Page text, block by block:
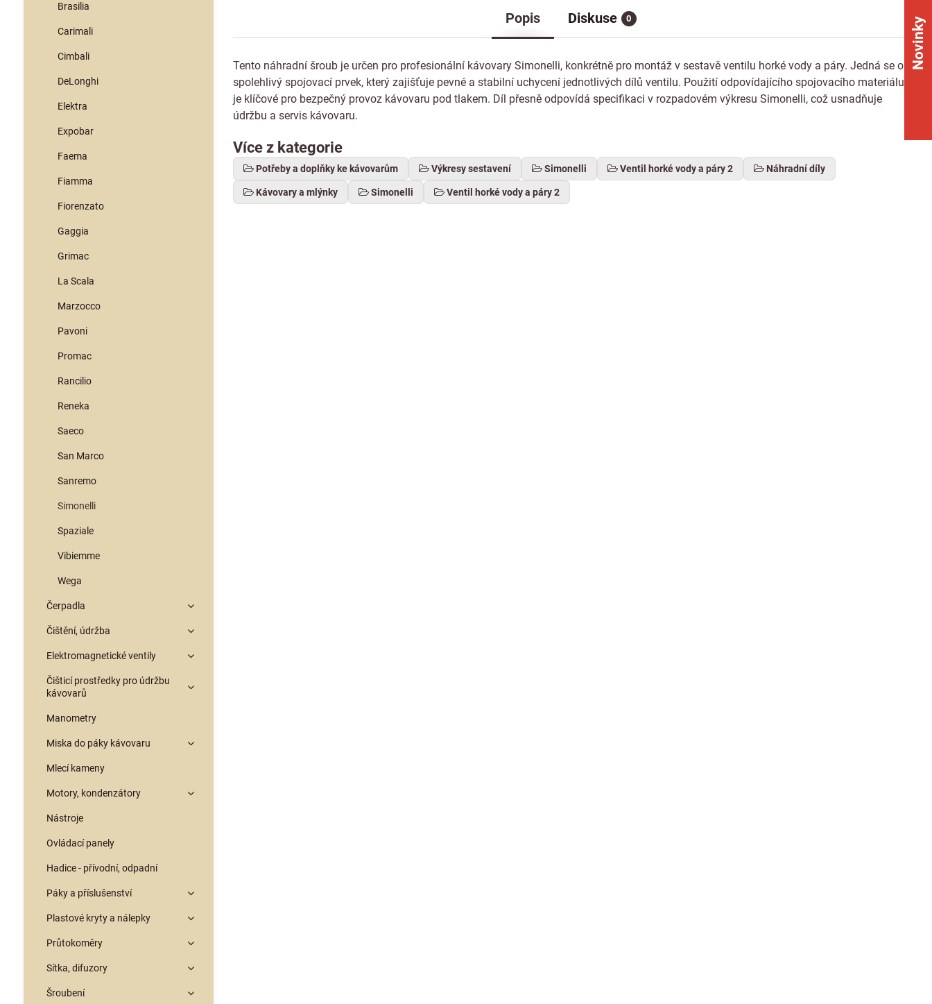
Popis Diskuse 0
Tento náhradní šroub je určen pro profesionální kávovary Simonelli, konkrétně pro montáž v sestavě ventilu horké vody a páry. Jedná se o
spolehlivý spojovací prvek, který zajišťuje pevné a stabilní uchycení jednotlivých dílů ventilu. Použití odpovídajícího spojovacího materiálu
je klíčové pro bezpečný provoz kávovaru pod tlakem. Díl přesně odpovídá specifikaci v rozpadovém výkresu Simonelli, což usnadňuje
údržbu a servis kávovaru.
Více z kategorie
Potřeby a doplňky ke kávovarům Výkresy sestavení Simonelli Ventil horké vody a páry 2 Náhradní díly
Kávovary a mlýnky Simonelli Ventil horké vody a páry 2
Brasilia
Carimali
Cimbali
DeLonghi
Elektra
Expobar
Faema
Fiamma
Fiorenzato
Gaggia
Grimac
La Scala
Marzocco
Pavoni
Promac
Rancilio
Reneka
Saeco
San Marco
Sanremo
Simonelli
Spaziale
Vibiemme
Wega
Čerpadla
Čištění, údržba
Elektromagnetické ventily
Čišticí prostředky pro údržbu
kávovarů
Manometry
Miska do páky kávovaru
Mlecí kameny
Motory, kondenzátory
Nástroje
Ovládací panely
Hadice - přívodní, odpadní
Páky a příslušenství
Plastové kryty a nálepky
Průtokoměry
Sítka, difuzory
Šroubení
Novinky